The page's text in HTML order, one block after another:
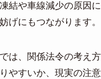
結や車線減少の原因
げにもつながります。
は、関係法令の考え
やすいか、現実の注